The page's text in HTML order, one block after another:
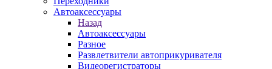
Автоаксессуары
Назад
Автоаксессуары
Разное
Развлетвители автоприкуривателя
Видеорегистраторы